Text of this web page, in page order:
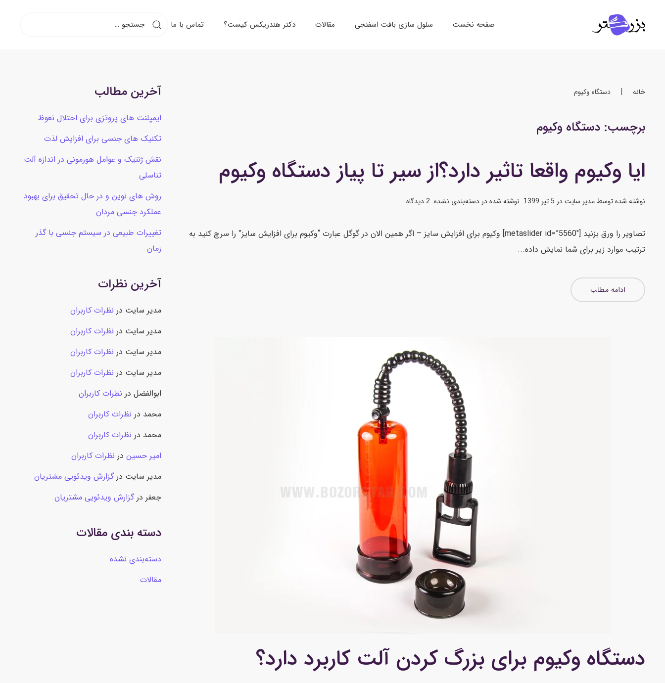
صفحه نخست سلول سازی بافت اسفنجی مقالات دکتر هندریکس کیست؟ تماس با ما
خانه دستگاه وکیوم
برچسب: دستگاه وکیوم
ایا وکیوم واقعا تاثیر دارد؟از سیر تا پیاز دستگاه وکیوم
نوشته شده توسط مدیر سایتدر 5 تیر 1399 . نوشته شده در دسته‌بندی نشده. 2 دیدگاه
تصاویر را ورق بزنید [metaslider id=”5560″] وکیوم برای افزایش سایز – اگر همین الان در گوگل عبارت “وکیوم برای افزایش سایز” را سرچ کنید به
ترتیب موارد زیر برای شما نمایش داده...
ادامه مطلب
دستگاه وکیوم برای بزرگ کردن آلت کاربرد دارد؟
آخرین مطالب
ایمپلنت های پروتزی برای اختلال نعوظ
تکنیک های جنسی برای افزایش لذت
نقش ژنتیک و عوامل هورمونی در اندازه آلت
تناسلی
روش های نوین و در حال تحقیق برای بهبود
عملکرد جنسی مردان
تغییرات طبیعی در سیستم جنسی با گذر
زمان
آخرین نظرات
مدیر سایت در نظرات کاربران
مدیر سایت در نظرات کاربران
مدیر سایت در نظرات کاربران
مدیر سایت در نظرات کاربران
ابوالفضل در نظرات کاربران
محمد در نظرات کاربران
محمد در نظرات کاربران
امیر حسین در نظرات کاربران
مدیر سایت درگزارش ویدئویی مشتریان
جعفر درگزارش ویدئویی مشتریان
دسته بندی مقالات
دسته‌بندی نشده
مقالات